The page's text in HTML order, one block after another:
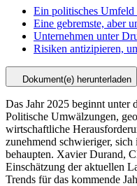
Ein politisches
Eine gebremste, aber
Unternehmen unter
Risiken antizipieren,
Dokument(e) herunterladen
Das Jahr 2025 beginnt unter
Politische Umwälzungen,
wirtschaftliche
zunehmend schwieriger,
behaupten. Xavier Durand,
Einschätzung der aktuellen
Trends für das kommende